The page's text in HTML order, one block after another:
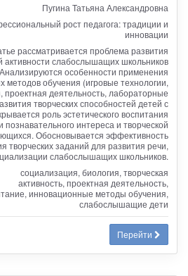
Пугина Татьяна Александровна
рост педагога: традиции и
инновации
рассматривается проблема развития
активности слабослышащих школьников
особенности применения
методов обучения (игровые технологии,
проектная деятельность, лабораторные
творческих способностей детей с
роль эстетического воспитания
интереса и творческой
Обосновывается эффективность
творческих заданий для развития речи,
слабослышащих школьников.
социализация, биология, творческая
активность, проектная деятельность,
инновационные методы обучения,
слабослышащие дети
Перейти